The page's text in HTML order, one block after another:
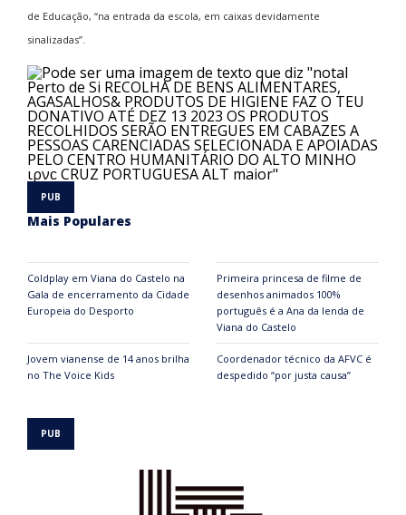
de Educação, “na entrada da escola, em caixas devidamente
sinalizadas”.
Mais Populares
Coldplay em Viana do Castelo na
Gala de encerramento da Cidade
Europeia do Desporto
Primeira princesa de filme de
desenhos animados 100%
português é a Ana da lenda de
Viana do Castelo
Jovem vianense de 14 anos brilha
no The Voice Kids
Coordenador técnico da AFVC é
despedido “por justa causa”